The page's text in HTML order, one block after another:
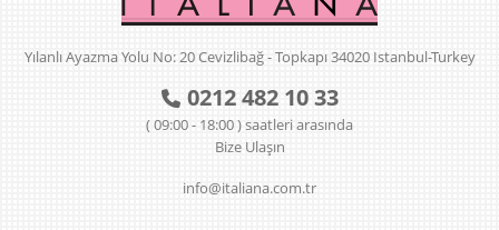
Yılanlı Ayazma Yolu No: 20 Cevizlibağ - Topkapı 34020 Istanbul-Turkey
0212 482 10 33
( 09:00 - 18:00 ) saatleri arasında
Bize Ulaşın
info@italiana.com.tr